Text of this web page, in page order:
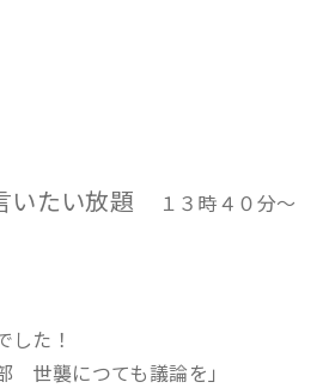
いたい放題 １３時４０分～
した！
世襲につても議論を」